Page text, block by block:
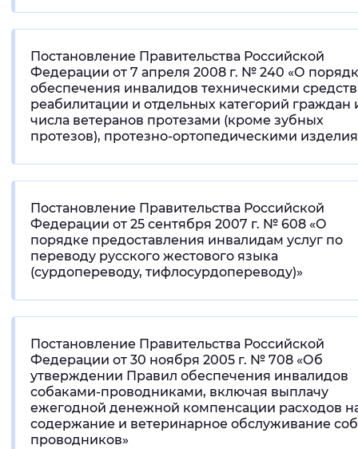
Постановление Правительства Российской
Федерации от 7 апреля 2008 г. № 240 «О
обеспечения инвалидов техническими
реабилитации и отдельных категорий граждан
числа ветеранов протезами (кроме зубных
протезов), протезно-ортопедическими
Постановление Правительства Российской
Федерации от 25 сентября 2007 г. № 608 «О
порядке предоставления инвалидам услуг по
переводу русского жестового языка
(сурдопереводу, тифлосурдопереводу)»
Постановление Правительства Российской
Федерации от 30 ноября 2005 г. № 708 «Об
утверждении Правил обеспечения инвалидов
собаками-проводниками, включая выплачу
ежегодной денежной компенсации расходов
содержание и ветеринарное обслуживание
проводников»